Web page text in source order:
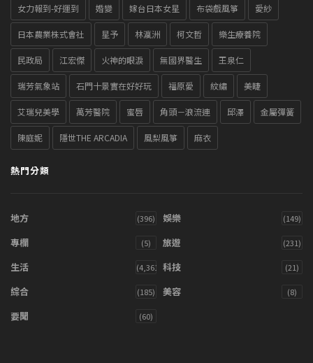
女力報到-好運到 婚變 嫁台日本女星 布袋戲風箏 愛紗
日本農業株式會社 星予 林瀛洲 柯文哲 樂生療養院
民政局 江宏傑 火神的眼淚 無國界醫生 王泉仁
瑞芳氣象站 石門十景實在好好玩 福原愛 紋繡 美睫
艾瑞兒美學 萬芳醫院 蜜唇 角頭－浪流連 邱澤 金屬彈簧
陳庭妮 隱世THE ARCADIA 風梨風箏 麻衣
熱門分類
地方 (396) 娛樂 (149)
專欄 (5) 旅遊 (231)
生活 (4,361) 科技 (21)
綜合 (185) 美容 (8)
要聞 (60)